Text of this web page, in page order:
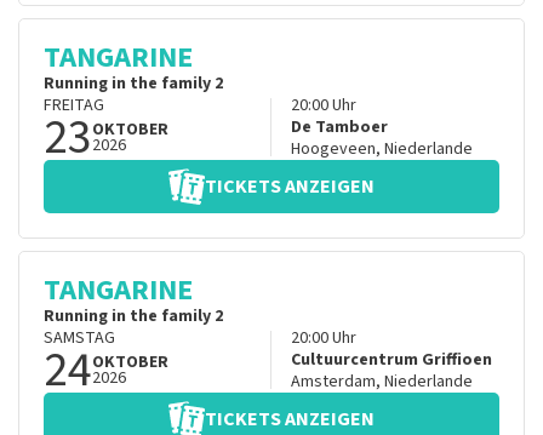
TANGARINE
Running in the family 2
FREITAG
23OKTOBER
2026
20:00Uhr
De Tamboer
Hoogeveen, Niederlande
TICKETS ANZEIGEN
TANGARINE
Running in the family 2
SAMSTAG
24OKTOBER
2026
20:00Uhr
Cultuurcentrum Griffioen
Amsterdam, Niederlande
TICKETS ANZEIGEN